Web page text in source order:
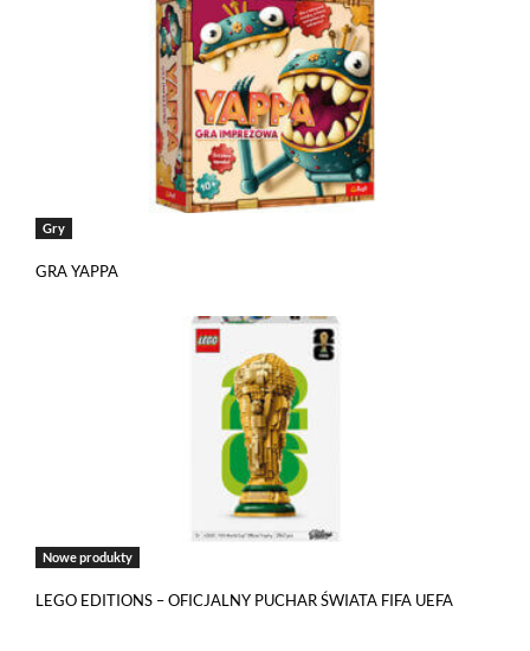
Gry
GRA YAPPA
Nowe produkty
LEGO EDITIONS – OFICJALNY PUCHAR ŚWIATA FIFA UEFA